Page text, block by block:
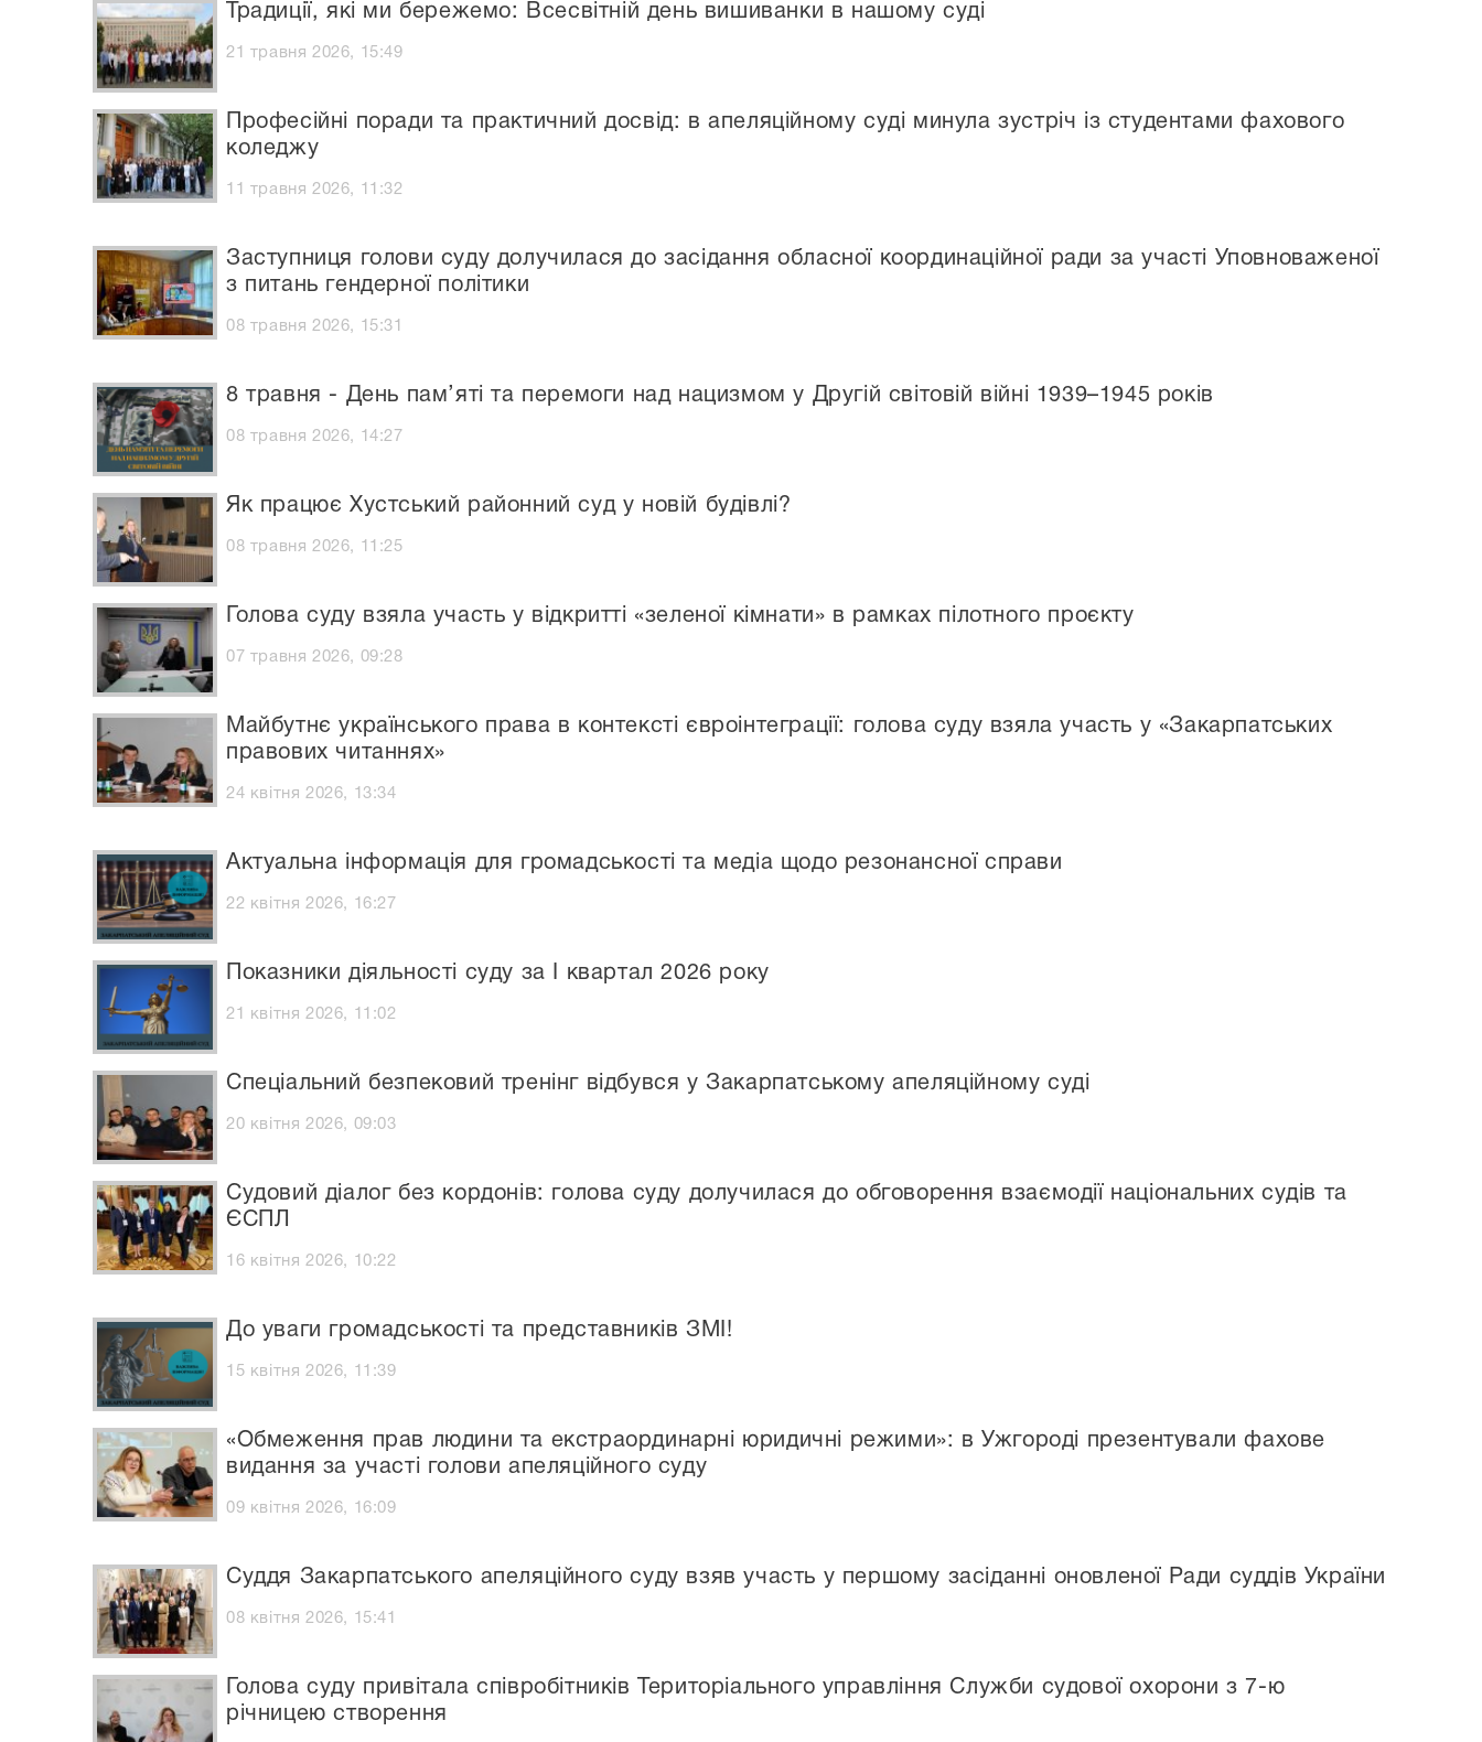
Традиції, які ми бережемо: Всесвітній день вишиванки в нашому суді
21 травня 2026, 15:49
Професійні поради та практичний досвід: в апеляційному суді минула зустріч із студентами фахового
коледжу
11 травня 2026, 11:32
Заступниця голови суду долучилася до засідання обласної координаційної ради за участі Уповноваженої
з питань гендерної політики
08 травня 2026, 15:31
8 травня - День пам’яті та перемоги над нацизмом у Другій світовій війні 1939–1945 років
08 травня 2026, 14:27
Як працює Хустський районний суд у новій будівлі?
08 травня 2026, 11:25
Голова суду взяла участь у відкритті «зеленої кімнати» в рамках пілотного проєкту
07 травня 2026, 09:28
Майбутнє українського права в контексті євроінтеграції: голова суду взяла участь у «Закарпатських
правових читаннях»
24 квітня 2026, 13:34
Актуальна інформація для громадськості та медіа щодо резонансної справи
22 квітня 2026, 16:27
Показники діяльності суду за I квартал 2026 року
21 квітня 2026, 11:02
Спеціальний безпековий тренінг відбувся у Закарпатському апеляційному суді
20 квітня 2026, 09:03
Судовий діалог без кордонів: голова суду долучилася до обговорення взаємодії національних судів та
ЄСПЛ
16 квітня 2026, 10:22
До уваги громадськості та представників ЗМІ!
15 квітня 2026, 11:39
«Обмеження прав людини та екстраординарні юридичні режими»: в Ужгороді презентували фахове
видання за участі голови апеляційного суду
09 квітня 2026, 16:09
Суддя Закарпатського апеляційного суду взяв участь у першому засіданні оновленої Ради суддів України
08 квітня 2026, 15:41
Голова суду привітала співробітників Територіального управління Служби судової охорони з 7-ю
річницею створення